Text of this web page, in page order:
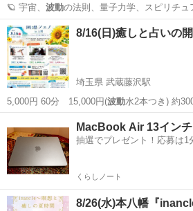
🪐 宇宙、 波動の法則、量子力学、スピリチュ
宮城 仙台市 勾当台公園駅 パーテ
8/16(日)癒しと占いの
埼玉県 武蔵藤沢駅
5,000円 60分 15,000円(波動水2本つき) 約
ワーク
MacBook Air 13イン
抽選でプレゼント！応募は1
くらしノート
8/26(水)本八幡『